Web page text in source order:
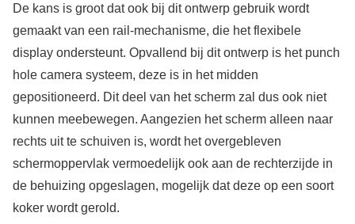
De kans is groot dat ook bij dit ontwerp gebruik wordt
gemaakt van een rail-mechanisme, die het flexibele
display ondersteunt. Opvallend bij dit ontwerp is het punch
hole camera systeem, deze is in het midden
gepositioneerd. Dit deel van het scherm zal dus ook niet
kunnen meebewegen. Aangezien het scherm alleen naar
rechts uit te schuiven is, wordt het overgebleven
schermoppervlak vermoedelijk ook aan de rechterzijde in
de behuizing opgeslagen, mogelijk dat deze op een soort
koker wordt gerold.